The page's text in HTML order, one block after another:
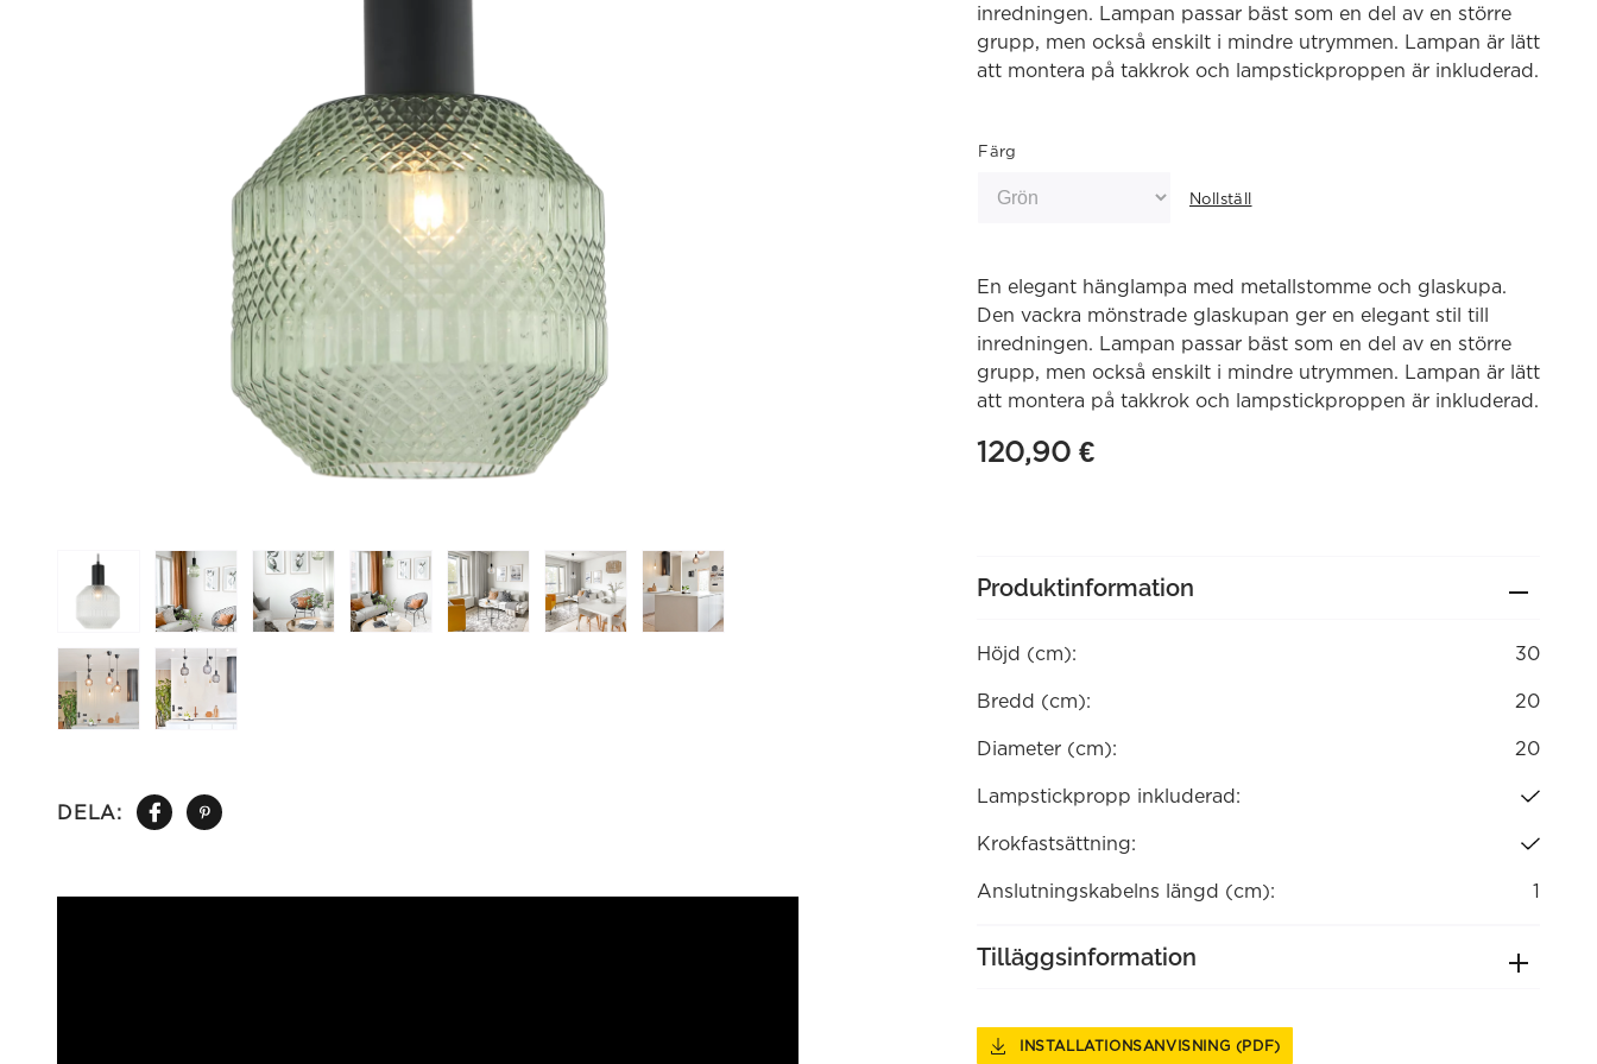
DELA:
inredningen. Lampan passar bäst som en del av en större
grupp, men också enskilt i mindre utrymmen. Lampan är lätt
att montera på takkrok och lampstickproppen är inkluderad.
Färg
Nollställ
En elegant hänglampa med metallstomme och glaskupa.
Den vackra mönstrade glaskupan ger en elegant stil till
inredningen. Lampan passar bäst som en del av en större
grupp, men också enskilt i mindre utrymmen. Lampan är lätt
att montera på takkrok och lampstickproppen är inkluderad.
120,90 €
Produktinformation
Höjd (cm): 30
Bredd (cm): 20
Diameter (cm): 20
Lampstickpropp inkluderad:
Krokfastsättning:
Anslutningskabelns längd (cm): 1
Tilläggsinformation
INSTALLATIONSANVISNING (PDF)